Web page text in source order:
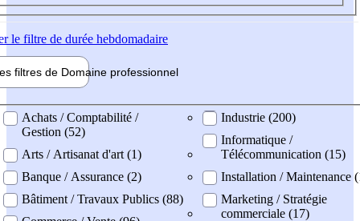
le filtre de durée hebdomadaire
filtres de Domaine professionnel
professionel
Achats / Comptabilité /
Gestion (52)
Arts / Artisanat d'art (1)
Banque / Assurance (2)
Bâtiment / Travaux Publics (88)
Industrie (200)
Informatique /
Télécommunication (15)
Installation / Maintenance
Marketing / Stratégie
commerciale (17)